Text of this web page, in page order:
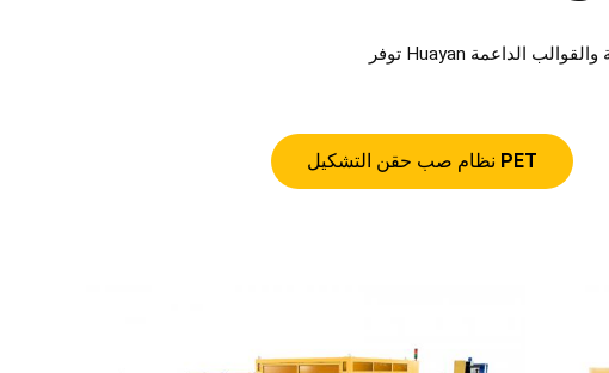
نظام صب حقن التشكيل PET